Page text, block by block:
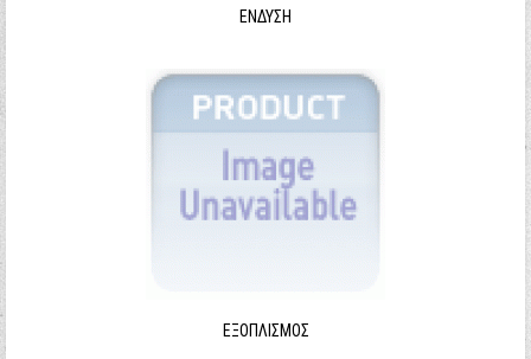
ΈΝΔΥΣΗ
ΕΞΟΠΛΙΣΜΌΣ